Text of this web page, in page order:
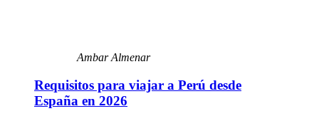
Ambar Almenar
Requisitos para viajar a Perú desde
España en 2026